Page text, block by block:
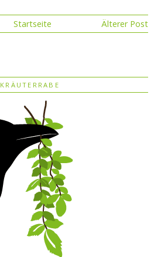
Älterer Post
Startseite
KRÄUTERRABE